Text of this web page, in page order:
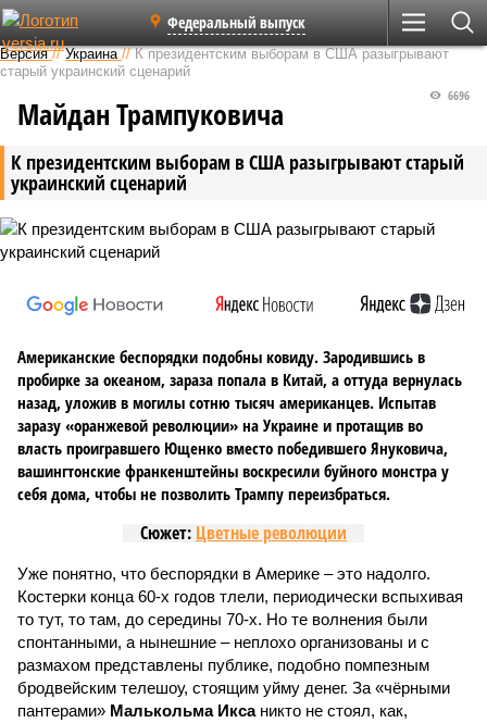
Федеральный выпуск
Версия //Украина //К президентским выборам в США разыгрывают
старый украинский сценарий
К президентским выборам в США разыгрывают старый
украинский сценарий
6696
Майдан Трампуковича
Американские беспорядки подобны ковиду. Зародившись в
пробирке за океаном, зараза попала в Китай, а оттуда вернулась
назад, уложив в могилы сотню тысяч американцев. Испытав
заразу «оранжевой революции» на Украине и протащив во
власть проигравшего Ющенко вместо победившего Януковича,
вашингтонские франкенштейны воскресили буйного монстра у
себя дома, чтобы не позволить Трампу переизбраться.
Сюжет: Цветные революции
Уже понятно, что беспорядки в Америке – это надолго.
Костерки конца 60-х годов тлели, периодически вспыхивая
то тут, то там, до середины 70-х. Но те волнения были
спонтанными, а нынешние – неплохо организованы и с
размахом представлены публике, подобно помпезным
бродвейским телешоу, стоящим уйму денег. За «чёрными
пантерами» Малькольма Иксаникто не стоял, как,